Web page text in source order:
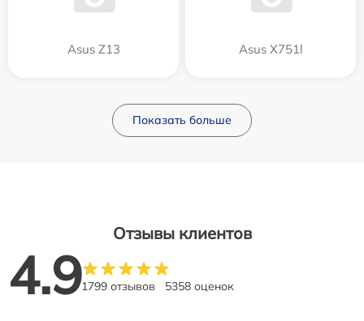
Asus Z13 Asus X751l
Показать больше
Отзывы клиентов
4.91799 отзывов 5358 оценок